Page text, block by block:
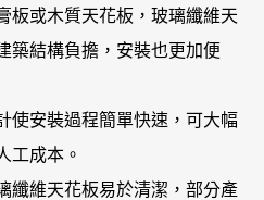
板或木質天花板，玻璃纖維天
築結構負擔，安裝也更加便
使安裝過程簡單快速，可大幅
工成本。
纖維天花板易於清潔，部分產